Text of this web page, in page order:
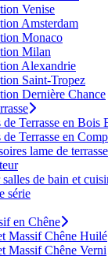
Venise
Amsterdam
Monaco
Milan
Alexandrie
Saint-Tropez
Dernière Chance
de Terrasse en Bois
de Terrasse en
lame de terrasse
de bain et
série
en Chêne
Massif Chêne Huilé
Massif Chêne Verni